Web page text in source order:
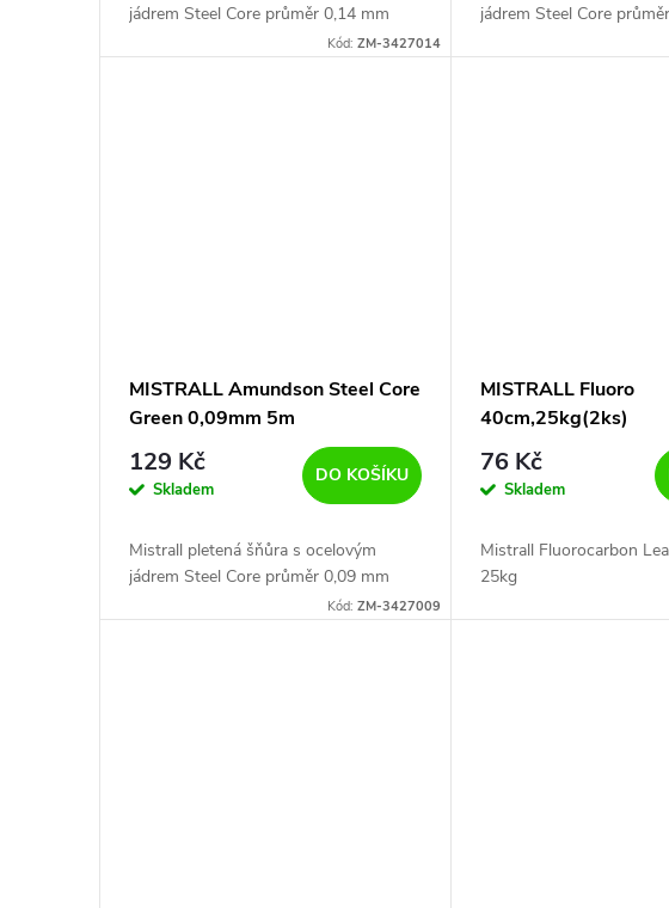
jádrem Steel Core průměr 0,14 mm
Kód:ZM-3427014
jádrem Steel Core
MISTRALL Amundson Steel Core
Green 0,09mm 5m
129 Kč
Skladem
DO KOŠÍKU
Mistrall pletená šňůra s ocelovým
jádrem Steel Core průměr 0,09 mm
Kód:ZM-3427009
MISTRALL Fluoro
40cm,25kg(2ks)
76 Kč
Skladem
Mistrall Fluorocarbon
25kg